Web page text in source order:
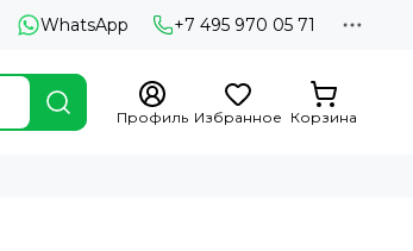
WhatsApp +7 495 970 05 71
Профиль Избранное Корзина